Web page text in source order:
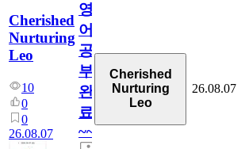
Cherished
Nurturing
Leo
10
0
0
26.08.07
영
어
공
부
완
료
~~
Cherished
Nurturing
Leo
26.08.07